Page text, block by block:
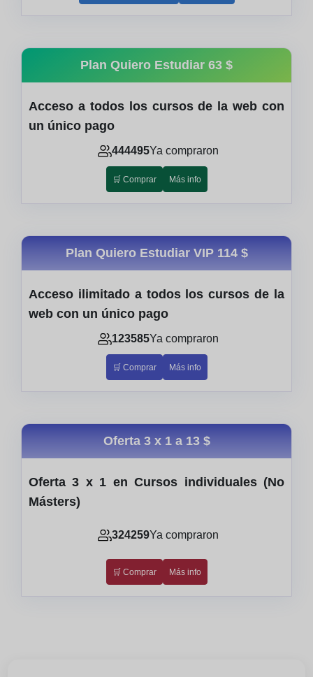
Plan Quiero Estudiar 63 $
Acceso a todos los cursos de la web con
un único pago
444495Ya compraron
🛒 Comprar Más info
Plan Quiero Estudiar VIP 114 $
Acceso ilimitado a todos los cursos de la
web con un único pago
123585Ya compraron
🛒 Comprar Más info
Oferta 3 x 1 a 13 $
Oferta 3 x 1 en Cursos individuales (No
Másters)
324259Ya compraron
🛒 Comprar Más info